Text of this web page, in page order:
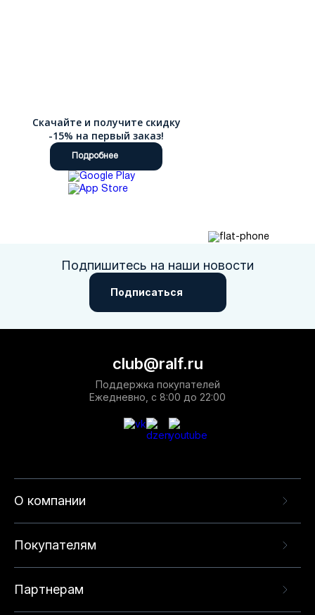
Скачайте и получите скидку
-15% на первый заказ!
Подробнее
Подпишитесь на наши новости
Подписаться
О компании
Покупателям
Партнерам
club@ralf.ru
Поддержка покупателей
Ежедневно, с 8:00 до 22:00